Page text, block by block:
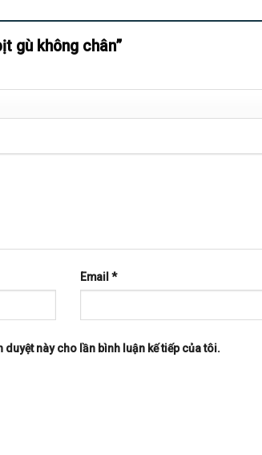
gù không chân”
Email*
này cho lần bình luận kế tiếp của tôi.